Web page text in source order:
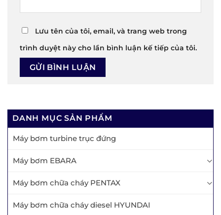
DANH MỤC SẢN PHẨM
Máy bơm turbine trục đứng
Máy bơm EBARA
Máy bơm chữa cháy PENTAX
Máy bơm chữa cháy diesel HYUNDAI
Lưu tên của tôi, email, và trang web trong
trình duyệt này cho lần bình luận kế tiếp của tôi.